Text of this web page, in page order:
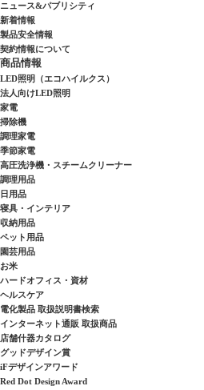
ニュース&パブリシティ
新着情報
製品安全情報
契約情報について
商品情報
LED照明（エコハイルクス）
法人向けLED照明
家電
掃除機
調理家電
季節家電
高圧洗浄機・スチームクリーナー
調理用品
日用品
寝具・インテリア
収納用品
ペット用品
園芸用品
お米
ハードオフィス・資材
ヘルスケア
電化製品 取扱説明書検索
インターネット通販 取扱商品
店舗什器カタログ
グッドデザイン賞
iFデザインアワード
Red Dot Design Award